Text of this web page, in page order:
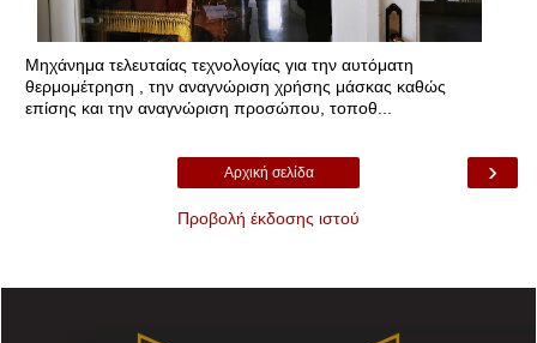
Μηχάνημα τελευταίας τεχνολογίας για την αυτόματη
θερμομέτρηση , την αναγνώριση χρήσης μάσκας καθώς
επίσης και την αναγνώριση προσώπου, τοποθ...
›
Αρχική σελίδα
Προβολή έκδοσης ιστού